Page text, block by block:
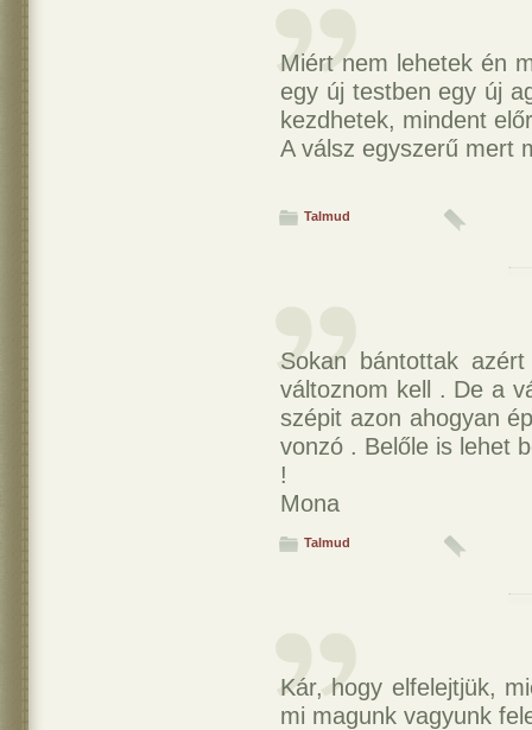
Miért nem lehetek én
egy új testben egy új
kezdhetek, mindent
A válsz egyszerű mert
Talmud
Sokan bántottak
változnom kell . De a
szépit azon ahogyan
vonzó . Belőle is lehet
!
Mona
Talmud
Kár, hogy elfelejtjük,
mi magunk vagyunk